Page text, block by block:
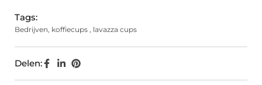
Tags:
Bedrijven, koffiecups , lavazza cups
Delen: